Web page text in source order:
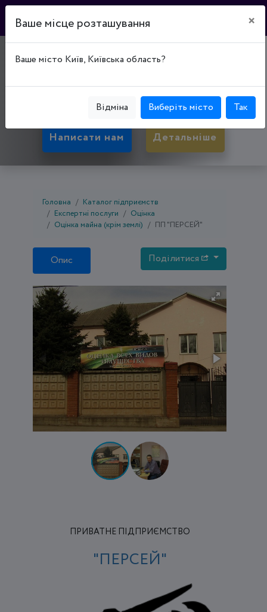
"ПЕРСЕЙ"
Покровський р-н, вул. Ракітіна, буд. 21
Написати нам Детальніше
Головна
Каталог підприємств
Експертні послуги
Оцінка
Оцінка майна (крім землі)
ПП "ПЕРСЕЙ"
Опис Поділитися
ПРИВАТНЕ ПІДПРИЄМСТВО
"ПЕРСЕЙ"
Ваше місце розташування ×
Ваше місто Київ, Київська область?
Відміна Виберіть місто Так